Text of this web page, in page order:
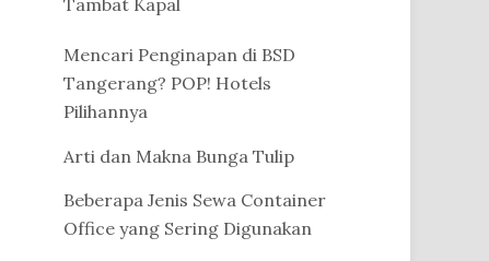
Mencari Penginapan di BSD
Tangerang? POP! Hotels
Pilihannya
Arti dan Makna Bunga Tulip
Beberapa Jenis Sewa Container
Office yang Sering Digunakan